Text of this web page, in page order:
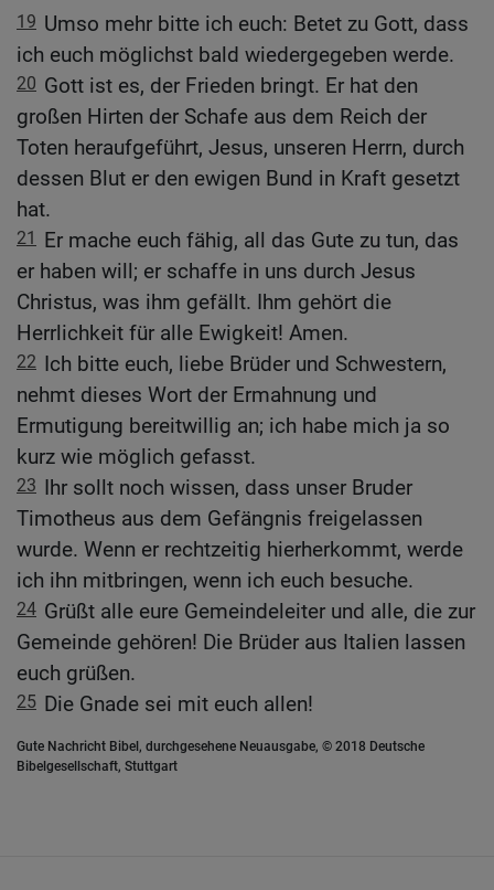
19 Umso mehr bitte ich euch: Betet zu Gott, dass
ich euch möglichst bald wiedergegeben werde.
20 Gott ist es, der Frieden bringt. Er hat den
großen Hirten der Schafe aus dem Reich der
Toten heraufgeführt, Jesus, unseren Herrn, durch
dessen Blut er den ewigen Bund in Kraft gesetzt
hat.
21
Er mache euch fähig, all das Gute zu tun, das
er haben will; er schaffe in uns durch Jesus
Christus, was ihm gefällt. Ihm gehört die
Herrlichkeit für alle Ewigkeit! Amen.
22 Ich bitte euch, liebe Brüder und Schwestern,
nehmt dieses Wort der Ermahnung und
Ermutigung bereitwillig an; ich habe mich ja so
kurz wie möglich gefasst.
23 Ihr sollt noch wissen, dass unser Bruder
Timotheus aus dem Gefängnis freigelassen
wurde. Wenn er rechtzeitig hierherkommt, werde
ich ihn mitbringen, wenn ich euch besuche.
24 Grüßt alle eure Gemeindeleiter und alle, die zur
Gemeinde gehören! Die Brüder aus Italien lassen
euch grüßen.
25 Die Gnade sei mit euch allen!
Gute Nachricht Bibel, durchgesehene Neuausgabe, © 2018 Deutsche
Bibelgesellschaft, Stuttgart